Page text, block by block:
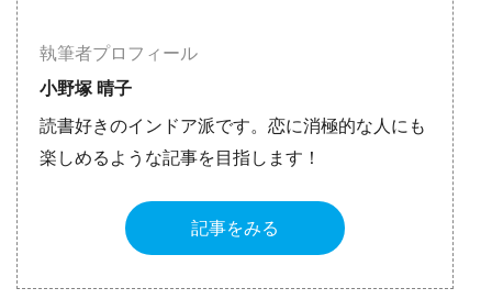
執筆者プロフィール
小野塚 晴子
読書好きのインドア派です。恋に消極的な人にも
楽しめるような記事を目指します！
記事をみる